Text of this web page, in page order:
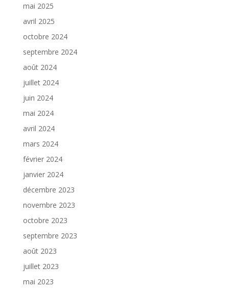
mai 2025
avril 2025
octobre 2024
septembre 2024
août 2024
juillet 2024
juin 2024
mai 2024
avril 2024
mars 2024
février 2024
janvier 2024
décembre 2023
novembre 2023
octobre 2023
septembre 2023
août 2023
juillet 2023
mai 2023